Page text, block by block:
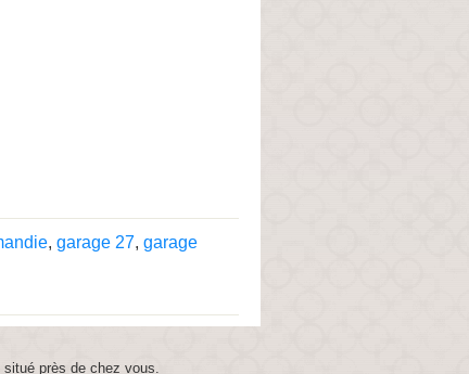
, garage 27, garage
près de chez vous.